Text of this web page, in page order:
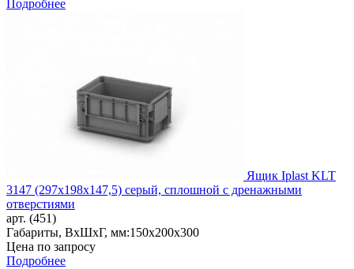
Подробнее
Ящик Iplast KLT
3147 (297х198х147,5) серый, сплошной с дренажными
отверстиями
арт. (451)
Габариты, ВxШxГ, мм:150x200x300
Цена по запросу
Подробнее